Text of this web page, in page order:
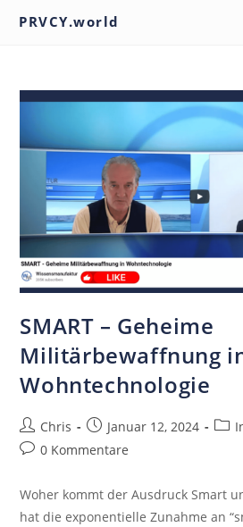
PRVCY.world
SMART – Geheime
Militärbewaffnung
Wohntechnologie
Chris Januar 12, 2024
0 Kommentare
Woher kommt der Ausdruck Smart
hat die exponentielle Zunahme an